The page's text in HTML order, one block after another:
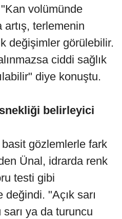
volümünde
artış, terlemenin
değişimler görülebilir.
ciddi sağlık
diye konuştu.
belirleyici
basit gözlemlerle fark
Ünal, idrarda renk
testi gibi
"Açık sarı
ya da turuncu